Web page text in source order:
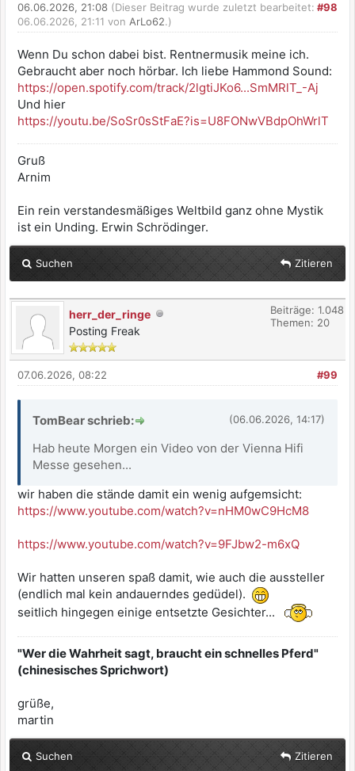
#98
06.06.2026, 21:08 (Dieser Beitrag wurde zuletzt bearbeitet:
06.06.2026, 21:11 von ArLo62.)
Wenn Du schon dabei bist. Rentnermusik meine ich.
Gebraucht aber noch hörbar. Ich liebe Hammond Sound:
https://open.spotify.com/track/2lgtiJKo6...SmMRlT_-Aj
Und hier
https://youtu.be/SoSr0sStFaE?is=U8FONwVBdpOhWrlT
Gruß
Arnim
Ein rein verstandesmäßiges Weltbild ganz ohne Mystik
ist ein Unding. Erwin Schrödinger.
Suchen Zitieren
herr_der_ringe
Posting Freak
Beiträge: 1.048
Themen: 20
#99
07.06.2026, 08:22
(06.06.2026, 14:17)
TomBear schrieb:
Hab heute Morgen ein Video von der Vienna Hifi
Messe gesehen...
wir haben die stände damit ein wenig aufgemsicht:
https://www.youtube.com/watch?v=nHM0wC9HcM8
https://www.youtube.com/watch?v=9FJbw2-m6xQ
Wir hatten unseren spaß damit, wie auch die aussteller
(endlich mal kein andauerndes gedüdel).
seitlich hingegen einige entsetzte Gesichter...
"Wer die Wahrheit sagt, braucht ein schnelles Pferd"
(chinesisches Sprichwort)
grüße,
martin
Suchen Zitieren